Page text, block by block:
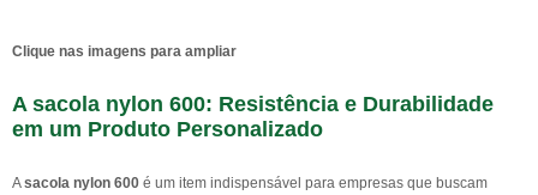
Clique nas imagens para ampliar
A sacola nylon 600: Resistência e Durabilidade
em um Produto Personalizado
Asacola nylon 600 é um item indispensável para empresas que buscam